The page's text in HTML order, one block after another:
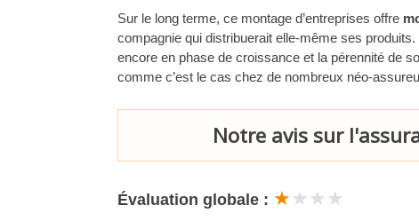
Sur le long terme, ce montage d’entreprises offre
compagnie qui distribuerait elle-même ses produits.
encore en phase de croissance et la pérennité de
comme c’est le cas chez de nombreux néo-
Notre avis sur
Évaluation globale : ★★★★